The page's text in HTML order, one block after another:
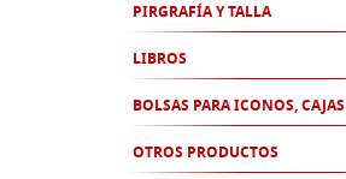
PIRGRAFÍA Y TALLA
LIBROS
BOLSAS PARA ICONOS,
OTROS PRODUCTOS